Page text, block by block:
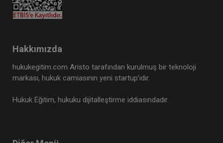
Hakkımızda
hukukegitim.com Aristo tarafından kurulmuş bir teknoloji
markası, hukuk camiasının yeni startup’ıdır.
Hukuk Eğitim, hukuku dijitalleştirme iddiasındadır.